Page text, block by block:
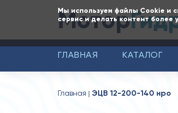
Мы используем файлы Cookie и
сервис и делать контент более
Мотор
ГЛАВНАЯ КАТАЛОГ
Главная ЭЦВ 12-200-140 нро